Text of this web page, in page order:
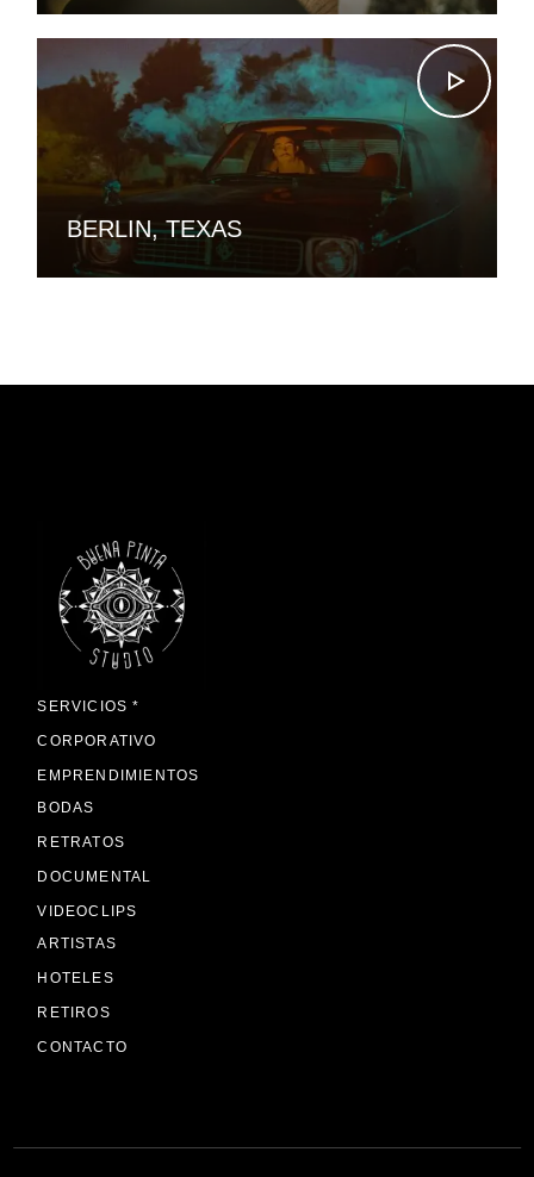
BERLIN, TEXAS
SERVICIOS *
CORPORATIVO
EMPRENDIMIENTOS
BODAS
RETRATOS
DOCUMENTAL
VIDEOCLIPS
ARTISTAS
HOTELES
RETIROS
CONTACTO